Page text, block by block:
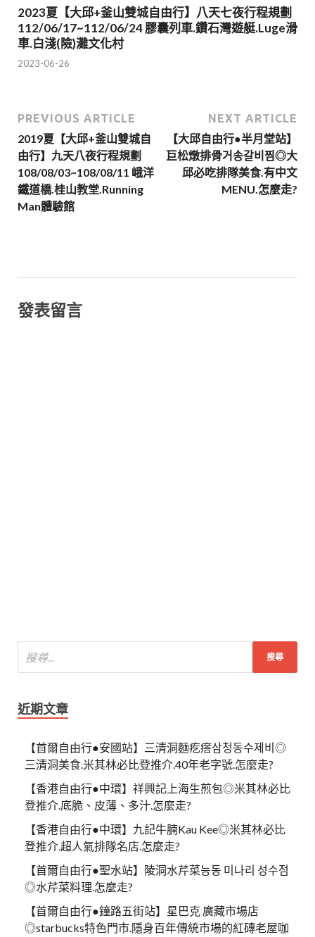
2023夏【大邱+釜山雙城自由行】八天七夜行程規劃
112/06/17~112/06/24 膠囊列車.鑽石灣遊艇.Luge滑
車.白淺(險)灘文化村
2023-06-26
PREVIOUS ARTICLE
2019夏【大邱+釜山雙城自
由行】九天八夜行程規劃
108/08/03~108/08/11 峨洋
鐵道橋.桂山教堂.Running
Man體驗館
NEXT ARTICLE
【大邱自由行●半月堂站】
巨松燉排骨거송갈비찜◎大
邱必吃排隊美食.有中文
MENU.怎麼走?
發表留言
近期文章
【首爾自由行●安國站】三清洞麵疙瘩삼청동수제비◎
三清洞美食.米其林必比登推介.40年老字號.怎麼走?
【香港自由行●中環】祥興記上海生煎包◎米其林必比
登推介.底脆、皮薄、多汁.怎麼走?
【香港自由行●中環】九記牛腩Kau Kee◎米其林必比
登推介.超人氣排隊名店.怎麼走?
【首爾自由行●聖水站】陵洞水芹菜능동 미나리 성수점
◎水芹菜料理.怎麼走?
【首爾自由行●鐘路五街站】星巴克 廣藏市場店
◎starbucks特色門市.隱身百年傳統市場的紅磚老屋咖